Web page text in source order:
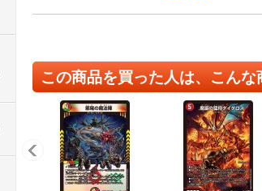
この商品を買った人は、こん